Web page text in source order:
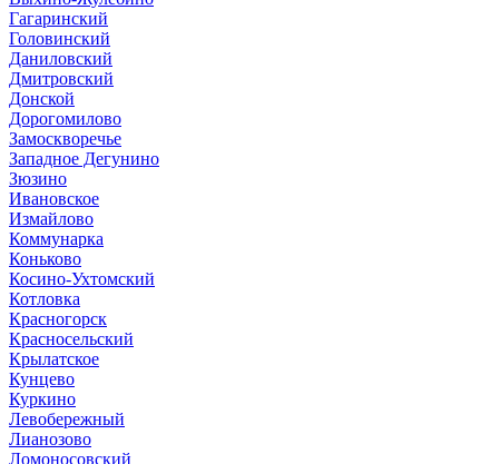
Гагаринский
Головинский
Даниловский
Дмитровский
Донской
Дорогомилово
Замоскворечье
Западное Дегунино
Зюзино
Ивановское
Измайлово
Коммунарка
Коньково
Косино-Ухтомский
Котловка
Красногорск
Красносельский
Крылатское
Кунцево
Куркино
Левобережный
Лианозово
Ломоносовский